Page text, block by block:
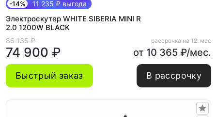
-14% 11 235 ₽ выгода
Электроскутер WHITE SIBERIA MINI R
2.0 1200W BLACK
86 135 ₽
74 900 ₽
рассрочка на 12. мес
от 10 365 ₽/мес.
Быстрый заказ В рассрочку